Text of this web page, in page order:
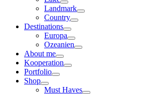
Landmark
Country
Destinations
Europa
Ozeanien
About me
Kooperation
Portfolio
Shop
Must Haves